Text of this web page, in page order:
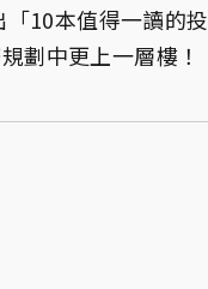
10本值得一讀的投
劃中更上一層樓！